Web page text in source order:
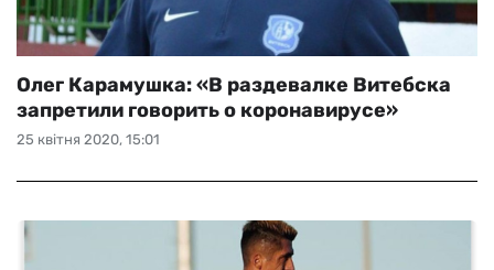
25 квітня 2020, 15:01
Олег Карамушка: «В раздевалке Витебска
запретили говорить о коронавирусе»